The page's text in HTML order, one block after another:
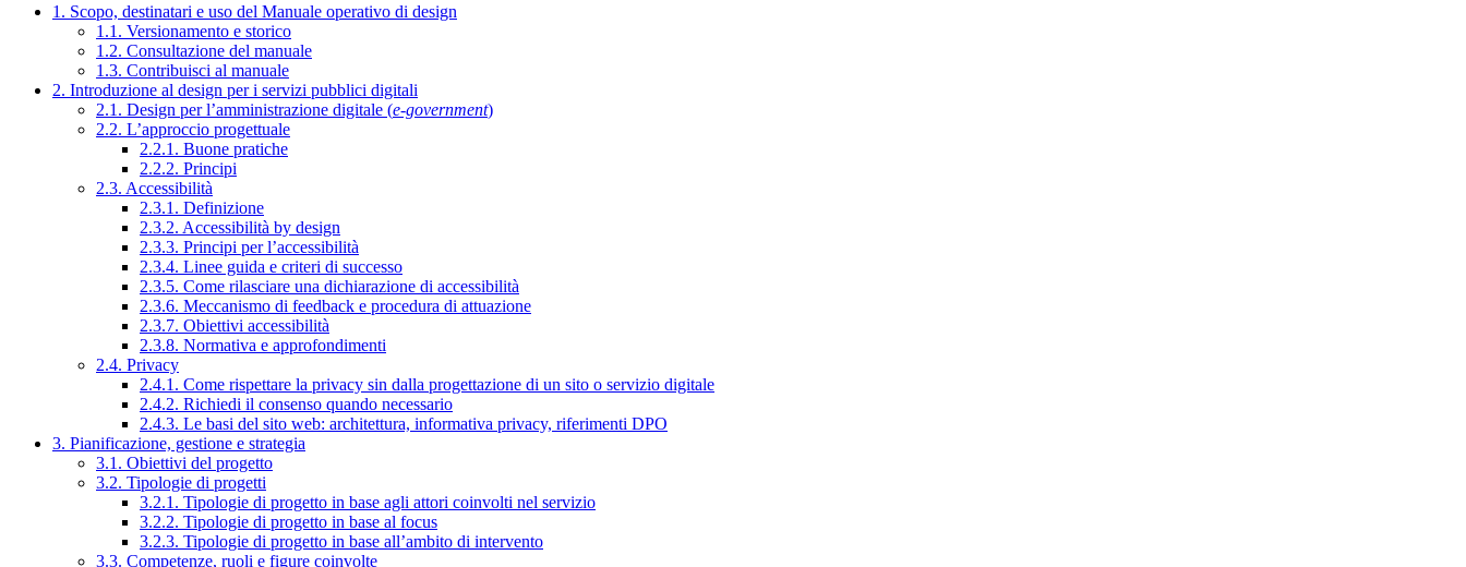
1. Scopo, destinatari e uso del Manuale operativo di design
1.1. Versionamento e storico
1.2. Consultazione del manuale
1.3. Contribuisci al manuale
2. Introduzione al design per i servizi pubblici digitali
2.1. Design per l’amministrazione digitale (e-government)
2.2. L’approccio progettuale
2.2.1. Buone pratiche
2.2.2. Principi
2.3. Accessibilità
2.3.1. Definizione
2.3.2. Accessibilità by design
2.3.3. Principi per l’accessibilità
2.3.4. Linee guida e criteri di successo
2.3.5. Come rilasciare una dichiarazione di accessibilità
2.3.6. Meccanismo di feedback e procedura di attuazione
2.3.7. Obiettivi accessibilità
2.3.8. Normativa e approfondimenti
2.4. Privacy
2.4.1. Come rispettare la privacy sin dalla progettazione di un sito o servizio digitale
2.4.2. Richiedi il consenso quando necessario
2.4.3. Le basi del sito web: architettura, informativa privacy, riferimenti DPO
3. Pianificazione, gestione e strategia
3.1. Obiettivi del progetto
3.2. Tipologie di progetti
3.2.1. Tipologie di progetto in base agli attori coinvolti nel servizio
3.2.2. Tipologie di progetto in base al focus
3.2.3. Tipologie di progetto in base all’ambito di intervento
3.3. Competenze, ruoli e figure coinvolte